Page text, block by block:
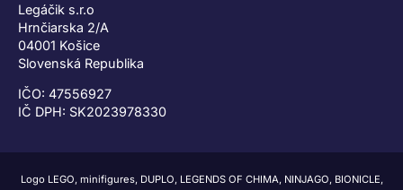
Legáčik s.r.o
Hrnčiarska 2/A
04001 Košice
Slovenská Republika
IČO: 47556927
IČ DPH: SK2023978330
Logo LEGO, minifigures, DUPLO, LEGENDS OF CHIMA, NINJAGO, BIONICLE,